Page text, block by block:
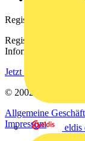
eldis
Registrierung
Registrieren Sie sich
Informationen aus
Jetzt registrieren
© 2002-
Allgemeine
Impressum